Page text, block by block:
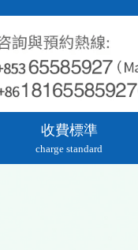
收費標準
charge standard